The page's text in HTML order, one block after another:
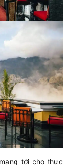
tới cho thực